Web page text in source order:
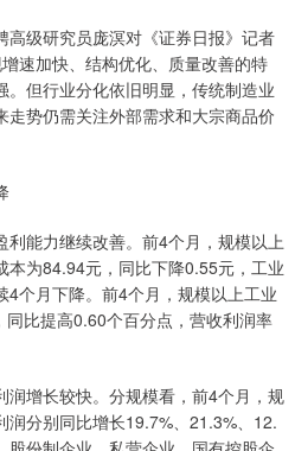
高级研究员庞溟对《证券日报》记者
速加快、结构优化、质量改善的特
。但行业分化依旧明显，传统制造业
走势仍需关注外部需求和大宗商品价
利能力继续改善。前4个月，规模以上
本为84.94元，同比下降0.55元，工业
个月下降。前4个月，规模以上工业
比提高0.60个百分点，营收利润率
润增长较快。分规模看，前4个月，规
润分别同比增长19.7%、21.3%、12.